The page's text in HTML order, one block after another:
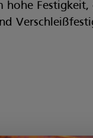
hohe Festigkeit,